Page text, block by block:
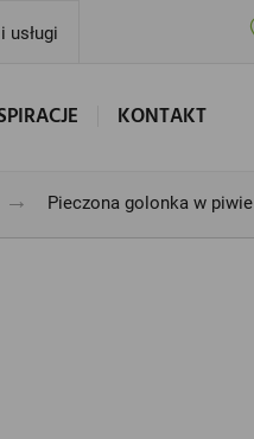
usługi
KONTAKT
→ Pieczona golonka w piwie